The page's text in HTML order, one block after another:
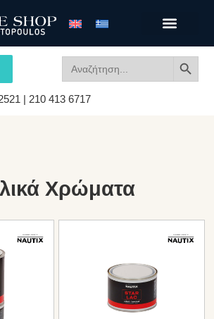
for:
| 210 413 6717
Χρώματα